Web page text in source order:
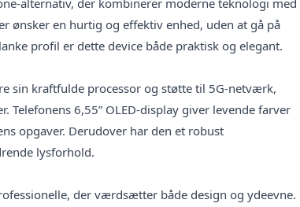
alternativ, der kombinerer moderne teknologi med
ønsker en hurtig og effektiv enhed, uden at gå på
profil er dette device både praktisk og elegant.
sin kraftfulde processor og støtte til 5G-netværk,
6,55” OLED-display giver levende farver
opgaver. Derudover har den et robust
lysforhold.
der værdsætter både design og ydeevne.